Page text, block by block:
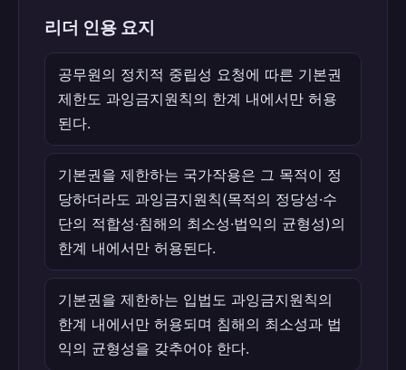
리더 인용 요지
공무원의 정치적 중립성 요청에 따른 기본권
제한도 과잉금지원칙의 한계 내에서만 허용
된다.
기본권을 제한하는 국가작용은 그 목적이 정
당하더라도 과잉금지원칙(목적의 정당성·수
단의 적합성·침해의 최소성·법익의 균형성)의
한계 내에서만 허용된다.
기본권을 제한하는 입법도 과잉금지원칙의
한계 내에서만 허용되며 침해의 최소성과 법
익의 균형성을 갖추어야 한다.